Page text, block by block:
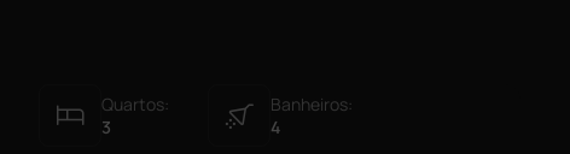
Quartos:
3
Banheiros:
4